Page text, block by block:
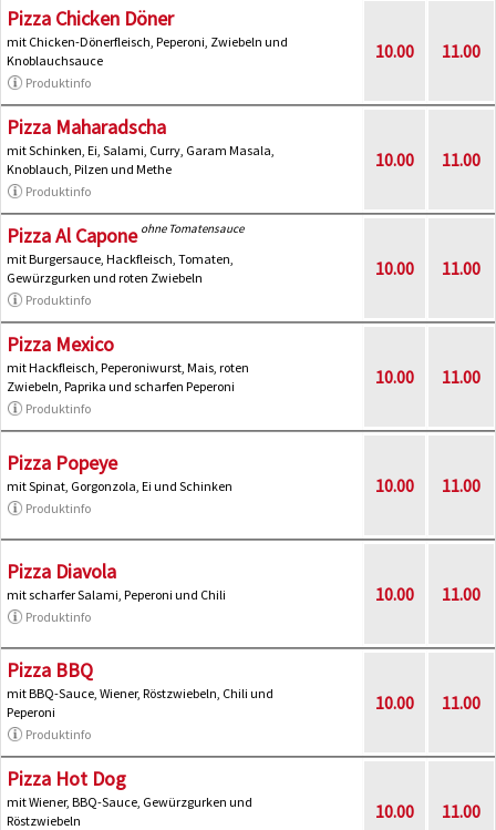
Pizza Chicken Döner
mit Chicken-Dönerfleisch, Peperoni, Zwiebeln und
Knoblauchsauce
Produktinfo
10.00 11.00
Pizza Maharadscha
mit Schinken, Ei, Salami, Curry, Garam Masala,
Knoblauch, Pilzen und Methe
Produktinfo
10.00 11.00
Pizza Al Capone ohne Tomatensauce
mit Burgersauce, Hackfleisch, Tomaten,
Gewürzgurken und roten Zwiebeln
Produktinfo
10.00 11.00
Pizza Mexico
mit Hackfleisch, Peperoniwurst, Mais, roten
Zwiebeln, Paprika und scharfen Peperoni
Produktinfo
10.00 11.00
Pizza Popeye
mit Spinat, Gorgonzola, Ei und Schinken
Produktinfo
10.00 11.00
Pizza Diavola
mit scharfer Salami, Peperoni und Chili
Produktinfo
10.00 11.00
Pizza BBQ
mit BBQ-Sauce, Wiener, Röstzwiebeln, Chili und
Peperoni
Produktinfo
10.00 11.00
Pizza Hot Dog
mit Wiener, BBQ-Sauce, Gewürzgurken und
Röstzwiebeln
10.00 11.00